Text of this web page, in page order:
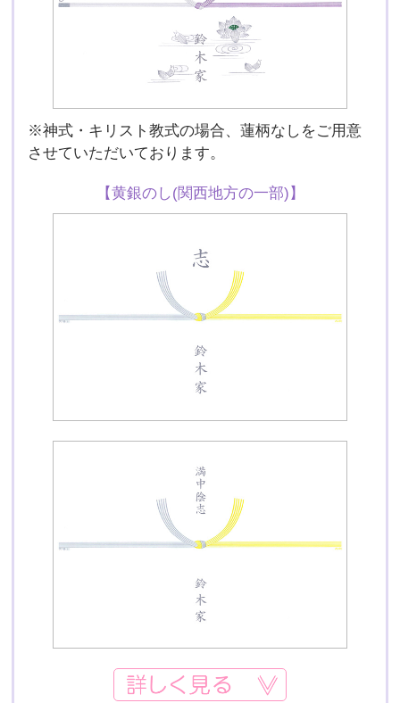
※神式・キリスト教式の場合、蓮柄なしをご用意
させていただいております。
【黄銀のし(関西地方の一部)】